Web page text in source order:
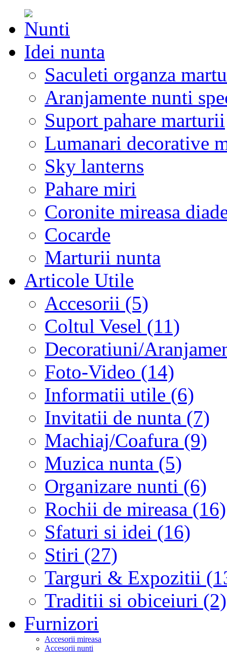
Idei nunta
Saculeti organza
Aranjamente nunti
Suport pahare marturii
Lumanari decorative
Sky lanterns
Pahare miri
Coronite mireasa
Cocarde
Marturii nunta
Articole Utile
Accesorii (5)
Coltul Vesel (11)
Decoratiuni/
Foto-Video (14)
Informatii utile (6)
Invitatii de nunta (7)
Machiaj/Coafura (9)
Muzica nunta (5)
Organizare nunti (6)
Rochii de mireasa (16)
Sfaturi si idei (16)
Stiri (27)
Targuri & Expozitii
Traditii si obiceiuri (2)
Furnizori
Accesorii mireasa
Accesorii nunti